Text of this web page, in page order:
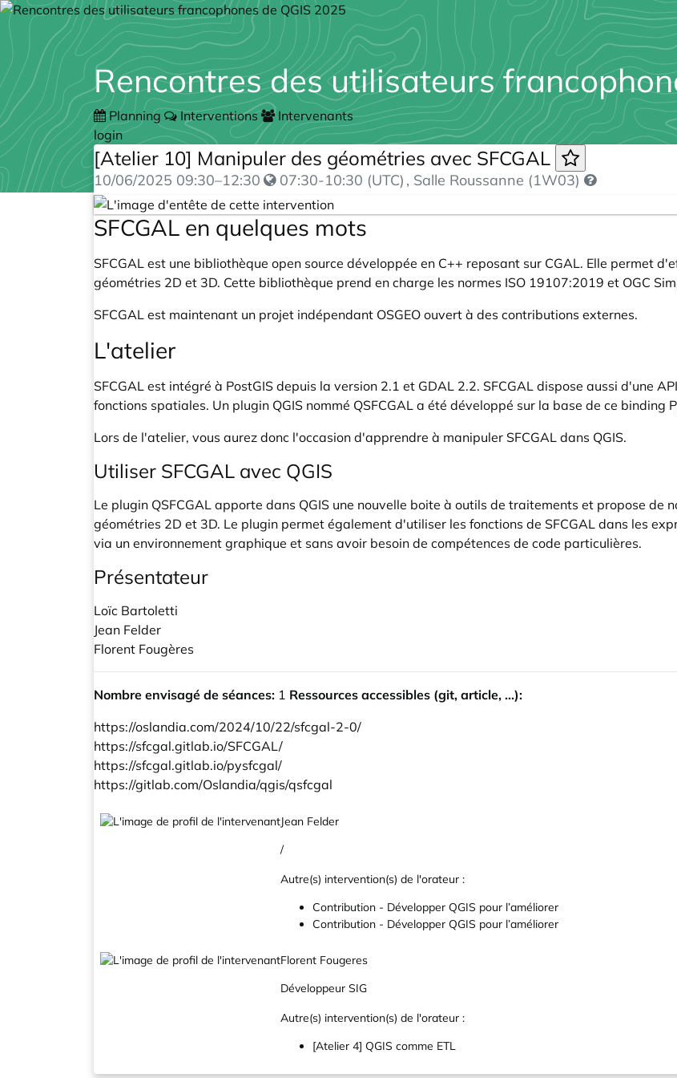
Rencontres des utilisateurs
Planning Interventions
Intervenants
login
[Atelier 10] Manipuler des géométries avec SFCGAL
10/06/2025 09:30–12:30 07:30-10:30 (UTC) , Salle Roussanne (1W03)
SFCGAL en quelques mots
SFCGAL est une bibliothèque open source développée en C++ reposant sur CGAL. Elle permet
géométries 2D et 3D. Cette bibliothèque prend en charge les normes ISO 19107:2019 et OGC
SFCGAL est maintenant un projet indépendant OSGEO ouvert à des contributions externes.
L'atelier
SFCGAL est intégré à PostGIS depuis la version 2.1 et GDAL 2.2. SFCGAL dispose aussi d'une
fonctions spatiales. Un plugin QGIS nommé QSFCGAL a été développé sur la base de ce binding
Lors de l'atelier, vous aurez donc l'occasion d'apprendre à manipuler SFCGAL dans QGIS.
Utiliser SFCGAL avec QGIS
Le plugin QSFCGAL apporte dans QGIS une nouvelle boite à outils de traitements et propose de
géométries 2D et 3D. Le plugin permet également d'utiliser les fonctions de SFCGAL dans les
via un environnement graphique et sans avoir besoin de compétences de code particulières.
Présentateur
Loïc Bartoletti
Jean Felder
Florent Fougères
Nombre envisagé de séances: 1 Ressources accessibles (git, article, ...):
https://oslandia.com/2024/10/22/sfcgal-2-0/
https://sfcgal.gitlab.io/SFCGAL/
https://sfcgal.gitlab.io/pysfcgal/
https://gitlab.com/Oslandia/qgis/qsfcgal
Jean Felder
/
Autre(s) intervention(s) de l'orateur :
Contribution - Développer QGIS pour l’améliorer
Contribution - Développer QGIS pour l’améliorer
Florent Fougeres
Développeur SIG
Autre(s) intervention(s) de l'orateur :
[Atelier 4] QGIS comme ETL